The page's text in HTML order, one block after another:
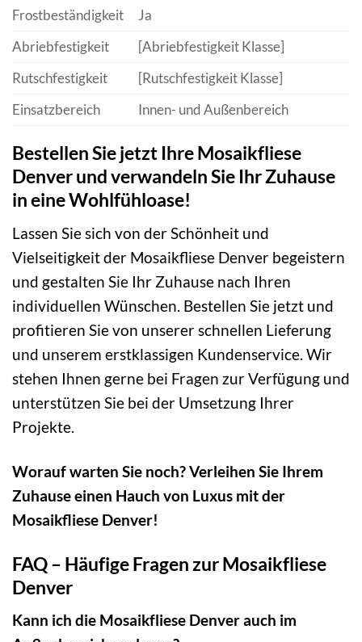
Frostbeständigkeit
Ja
Abriebfestigkeit
[Abriebfestigkeit Klasse]
Rutschfestigkeit
[Rutschfestigkeit Klasse]
Einsatzbereich
Innen- und Außenbereich
Bestellen Sie jetzt Ihre Mosaikfliese
Denver und verwandeln Sie Ihr Zuhause
in eine Wohlfühloase!
Lassen Sie sich von der Schönheit und
Vielseitigkeit der Mosaikfliese Denver begeistern
und gestalten Sie Ihr Zuhause nach Ihren
individuellen Wünschen. Bestellen Sie jetzt und
profitieren Sie von unserer schnellen Lieferung
und unserem erstklassigen Kundenservice. Wir
stehen Ihnen gerne bei Fragen zur Verfügung und
unterstützen Sie bei der Umsetzung Ihrer
Projekte.
Worauf warten Sie noch? Verleihen Sie Ihrem
Zuhause einen Hauch von Luxus mit der
Mosaikfliese Denver!
FAQ – Häufige Fragen zur Mosaikfliese
Denver
Kann ich die Mosaikfliese Denver auch im